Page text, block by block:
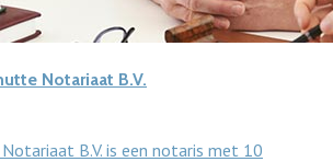
Notariaat B.V.
B.V. is een notaris met 10